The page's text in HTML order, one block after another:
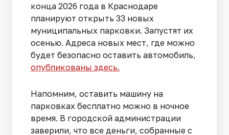
конца 2026 года в Краснодаре
планируют открыть 33 новых
муниципальных парковки. Запустят их
осенью. Адреса новых мест, где можно
будет безопасно оставить автомобиль,
опубликованы здесь.
Напомним, оставить машину на
парковках бесплатно можно в ночное
время. В городской администрации
заверили, что все деньги, собранные с